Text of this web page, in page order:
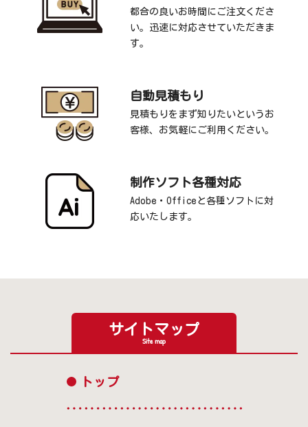
都合の良いお時間にご注文くださ
い。迅速に対応させていただきま
す。
自動見積もり
見積もりをまず知りたいというお
客様、お気軽にご利用ください。
制作ソフト各種対応
Adobe・Officeと各種ソフトに対
応いたします。
サイトマップ
Site map
トップ